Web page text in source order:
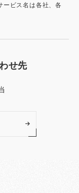
ビス名は各社、各
せ先